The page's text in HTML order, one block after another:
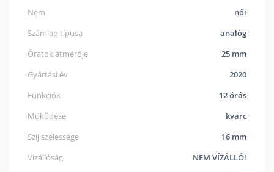
Nem
női
Számlap típusa
analóg
Óratok átmérője
25 mm
Gyártási év
2020
Funkciók
12 órás
Működése
kvarc
Szíj szélessége
16 mm
Vízállóság
NEM VÍZÁLLÓ!